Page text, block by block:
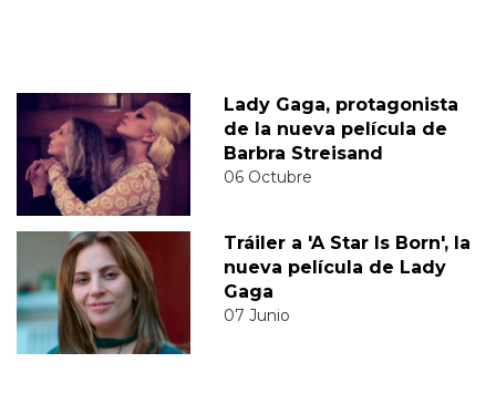
Lady Gaga, protagonista
de la nueva película de
Barbra Streisand
06 Octubre
Tráiler a 'A Star Is Born', la
nueva película de Lady
Gaga
07 Junio